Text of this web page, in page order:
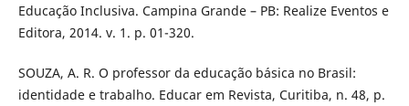
Educação Inclusiva. Campina Grande – PB: Realize Eventos e
Editora, 2014. v. 1. p. 01-320.
SOUZA, A. R. O professor da educação básica no Brasil:
identidade e trabalho. Educar em Revista, Curitiba, n. 48, p.